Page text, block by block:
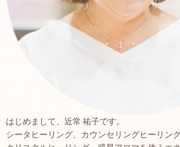
はじめまして、近常 祐子です。
シータヒーリング、カウンセリングヒーリン